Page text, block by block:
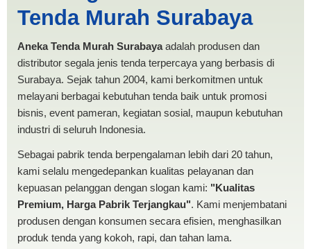
ANEKA TENDA MURAH
Tenda Murah Surabaya
Aneka Tenda Murah Surabayaadalah produsen dan
distributor segala jenis tenda terpercaya yang berbasis di
Surabaya. Sejak tahun 2004, kami berkomitmen untuk
melayani berbagai kebutuhan tenda baik untuk promosi
bisnis, event pameran, kegiatan sosial, maupun kebutuhan
industri di seluruh Indonesia.
Sebagai pabrik tenda berpengalaman lebih dari 20 tahun,
kami selalu mengedepankan kualitas pelayanan dan
kepuasan pelanggan dengan slogan kami: "Kualitas
Premium, Harga Pabrik Terjangkau". Kami menjembatani
produsen dengan konsumen secara efisien, menghasilkan
produk tenda yang kokoh, rapi, dan tahan lama.